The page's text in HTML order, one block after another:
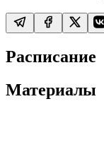
Расписание
Материалы